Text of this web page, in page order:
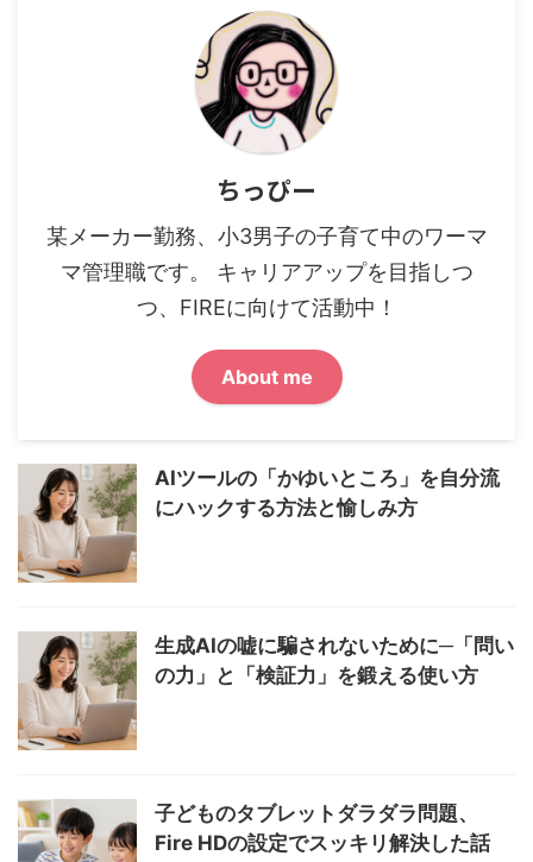
ちっぴー
某メーカー勤務、小3男子の子育て中のワーマ
マ管理職です。 キャリアアップを目指しつ
つ、FIREに向けて活動中！
About me
AIツールの「かゆいところ」を自分流
にハックする方法と愉しみ方
生成AIの嘘に騙されないために─「問い
の力」と「検証力」を鍛える使い方
子どものタブレットダラダラ問題、
Fire HDの設定でスッキリ解決した話